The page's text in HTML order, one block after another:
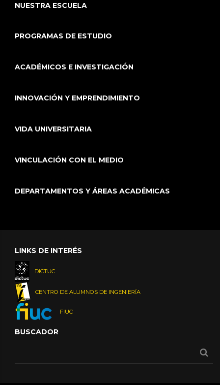
NUESTRA ESCUELA
PROGRAMAS DE ESTUDIO
ACADÉMICOS E INVESTIGACIÓN
INNOVACIÓN Y EMPRENDIMIENTO
VIDA UNIVERSITARIA
VINCULACIÓN CON EL MEDIO
DEPARTAMENTOS Y ÁREAS ACADÉMICAS
LINKS DE INTERÉS
DICTUC
CENTRO DE ALUMNOS DE INGENIERÍA
FIUC
BUSCADOR